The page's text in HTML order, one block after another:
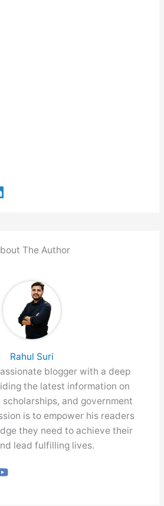
The Author
Rahul Suri
blogger with a deep
the latest information on
and government
is to empower his readers
they need to achieve their
lead fulfilling lives.